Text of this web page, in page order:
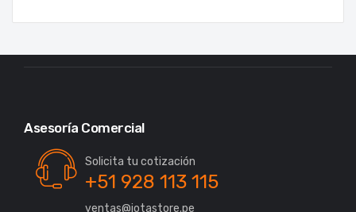
Asesoría Comercial
Solicita tu cotización
+51 928 113 115
ventas@jotastore.pe